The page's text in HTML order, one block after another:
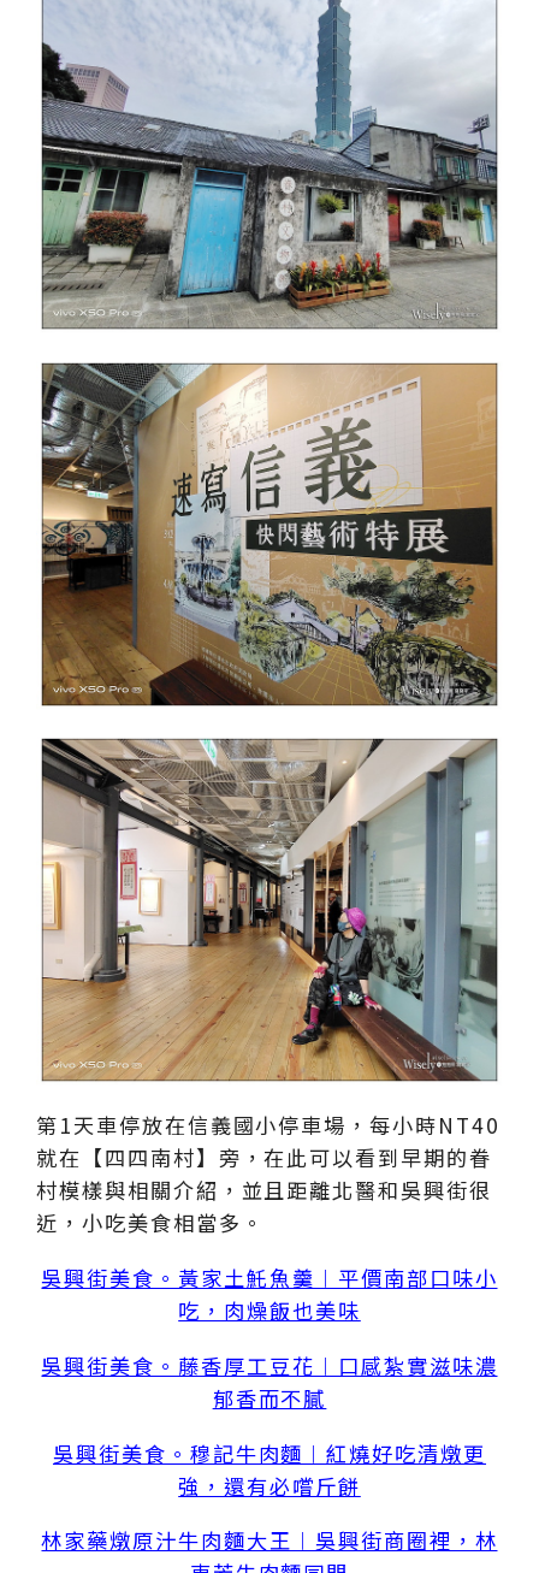
第1天車停放在信義國小停車場，每小時NT40
就在【四四南村】旁，在此可以看到早期的眷
村模樣與相關介紹，並且距離北醫和吳興街很
近，小吃美食相當多。
吳興街美食。黃家土魠魚羹︱平價南部口味小
吃，肉燥飯也美味
吳興街美食。藤香厚工豆花︱口感紮實滋味濃
郁香而不膩
吳興街美食。穆記牛肉麵︱紅燒好吃清燉更
強，還有必嚐斤餅
林家藥燉原汁牛肉麵大王︱吳興街商圈裡，林